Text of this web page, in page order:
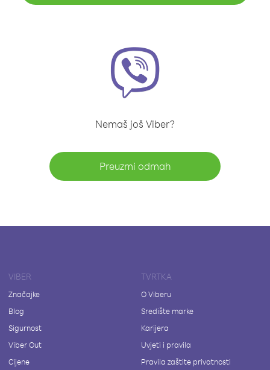
Nemaš još Viber?
Preuzmi odmah
VIBER
Značajke
Blog
Sigurnost
Viber Out
Cijene
TVRTKA
O Viberu
Središte marke
Karijera
Uvjeti i pravila
Pravila zaštite privatnosti